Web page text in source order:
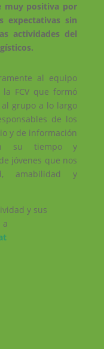
muy positiva por
expectativas sin
actividades del
al equipo
FCV que formó
grupo a lo largo
de los
y de información
su tiempo y
jóvenes que nos
amabilidad y
y sus
a